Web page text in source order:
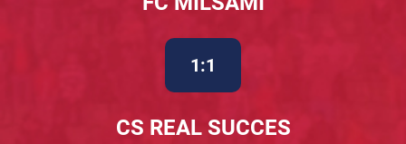
1:1
CS REAL SUCCES